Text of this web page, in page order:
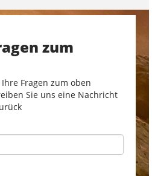
zum
Fragen zum oben
Sie uns eine Nachricht